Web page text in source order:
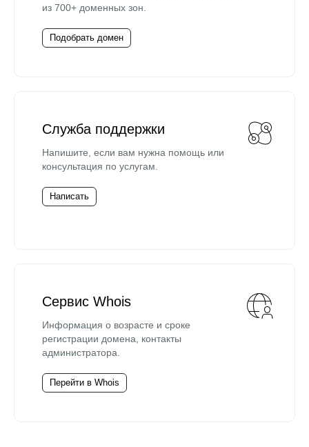
из 700+ доменных зон.
Подобрать домен
Служба поддержки
Напишите, если вам нужна помощь или
консультация по услугам.
Написать
Сервис Whois
Информация о возрасте и сроке
регистрации домена, контакты
администратора.
Перейти в Whois